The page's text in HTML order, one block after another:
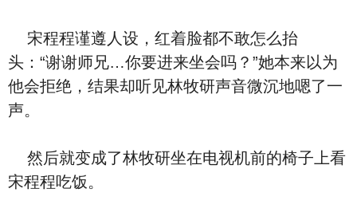
宋程程谨遵人设，红着脸都不敢怎么抬
头：“谢谢师兄…你要进来坐会吗？”她本来以为
他会拒绝，结果却听见林牧研声音微沉地嗯了一
声。
然后就变成了林牧研坐在电视机前的椅子上看
宋程程吃饭。